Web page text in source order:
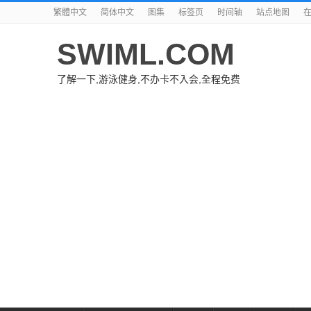
繁體中文 简体中文 图集 标签页 时间轴 站点地图
SWIML.COM
了解一下,游泳健身,不办卡不入会,全程免费